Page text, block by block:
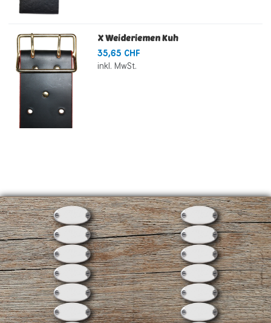
X Weideriemen Kuh
35,65 CHF
inkl. MwSt.